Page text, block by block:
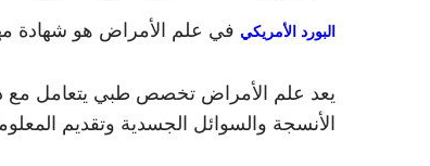
البورد الأمريكي في علم الأمراض هو شهادة
يعد علم الأمراض تخصص طبي يتعامل مع
الأنسجة والسوائل الجسدية وتقديم